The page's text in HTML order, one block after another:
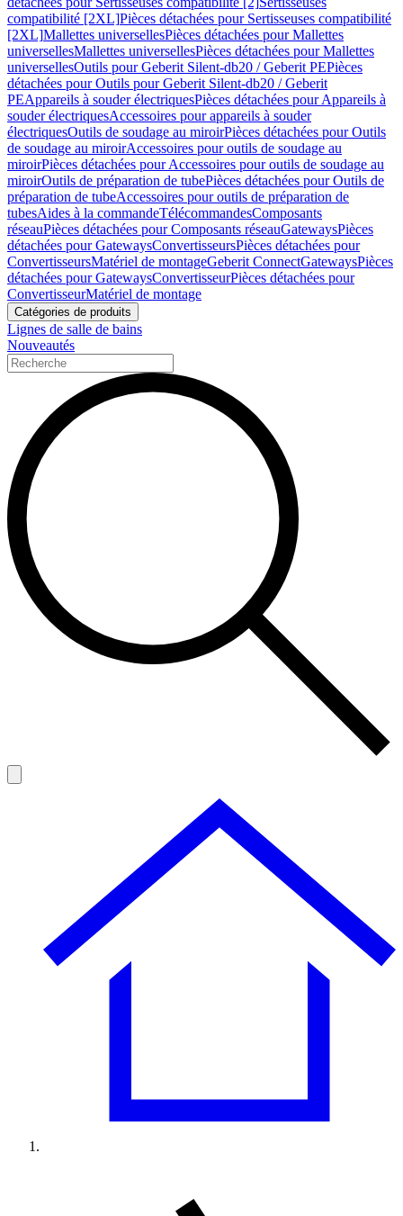
compatibilité [2XL]Pièces détachées pour Sertisseuses compatibilité
[2XL]Mallettes universellesPièces détachées pour Mallettes
universellesMallettes universellesPièces détachées pour Mallettes
universellesOutils pour Geberit Silent-db20 / Geberit PEPièces
détachées pour Outils pour Geberit Silent-db20 / Geberit
PEAppareils à souder électriquesPièces détachées pour Appareils à
souder électriquesAccessoires pour appareils à souder
électriquesOutils de soudage au miroirPièces détachées pour Outils
de soudage au miroirAccessoires pour outils de soudage au
miroirPièces détachées pour Accessoires pour outils de soudage au
miroirOutils de préparation de tubePièces détachées pour Outils de
préparation de tubeAccessoires pour outils de préparation de
tubesAides à la commandeTélécommandesComposants
réseauPièces détachées pour Composants réseauGatewaysPièces
détachées pour GatewaysConvertisseursPièces détachées pour
ConvertisseursMatériel de montageGeberit ConnectGatewaysPièces
détachées pour GatewaysConvertisseurPièces détachées pour
ConvertisseurMatériel de montage
Catégories de produits
Lignes de salle de bains
Nouveautés